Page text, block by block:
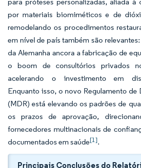
por materiais biomiméticos e de
remodelando os procedimentos
em nível de país também são
da Alemanha ancora a fabricação de
o boom de consultórios privados
acelerando o investimento em
Enquanto isso, o novo Regulamento
(MDR) está elevando os padrões de
os prazos de aprovação,
fornecedores multinacionais de
documentados em saúde[1].
Principais Conclusões do